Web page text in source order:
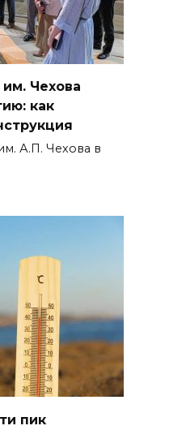
им. Чехова
как
А.П. Чехова в
пик